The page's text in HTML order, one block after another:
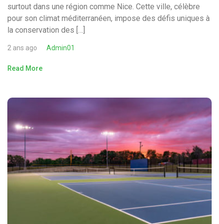
surtout dans une région comme Nice. Cette ville, célèbre
pour son climat méditerranéen, impose des défis uniques à
la conservation des […]
2 ans ago Admin01
Read More